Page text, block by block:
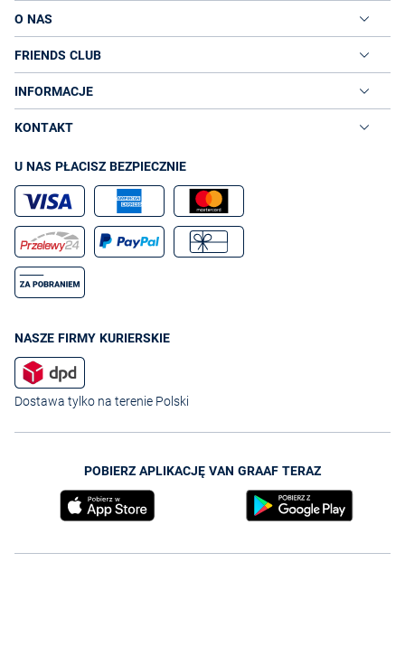
O NAS
FRIENDS CLUB
INFORMACJE
KONTAKT
U NAS PŁACISZ BEZPIECZNIE
NASZE FIRMY KURIERSKIE
Dostawa tylko na terenie Polski
POBIERZ APLIKACJĘ VAN GRAAF TERAZ